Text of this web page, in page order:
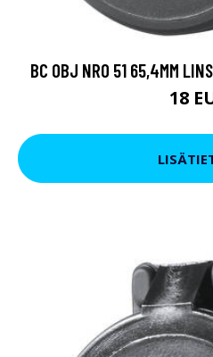
BC OBJ NRO 51 65,4MM
18